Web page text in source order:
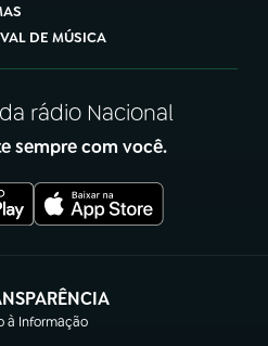
DE MÚSICA
rádio Nacional
sempre com você.
à Informação
(abre em nova aba)